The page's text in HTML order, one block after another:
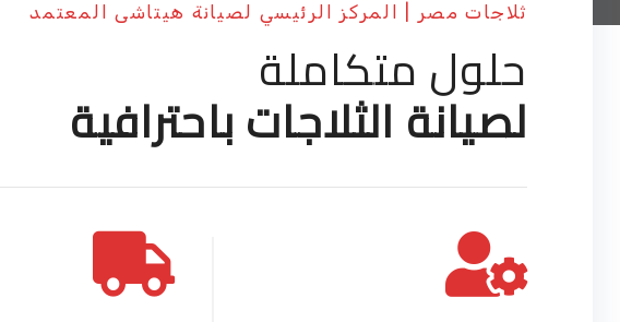
ثلاجات مصر | المركز الرئيسي لصيانة هيتاشى المعتمد
حلول متكاملة
لصيانة الثلاجات باحترافية